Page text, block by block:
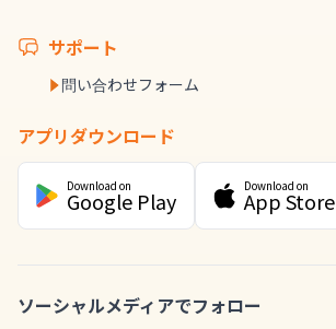
サポート
問い合わせフォーム
アプリダウンロード
Download on
Google Play
Download on
App Store
ソーシャルメディアでフォロー